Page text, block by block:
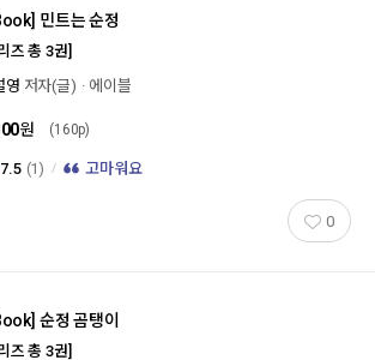
민트는 순정
즈 총 3권]
영 저자(글) 에이블
원 (160p)
7.5 (1) 고마워요
0
순정 곰탱이
즈 총 3권]